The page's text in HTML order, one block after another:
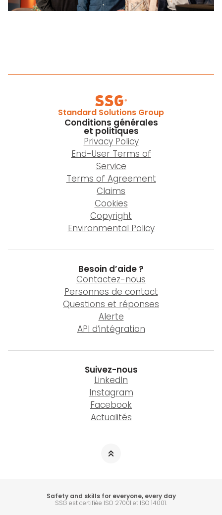
Standard Solutions Group
Conditions générales
et politiques
Privacy Policy
End-User Terms of
Service
Terms of Agreement
Claims
Cookies
Copyright
Environmental Policy
Besoin d’aide ?
Contactez-nous
Personnes de contact
Questions et réponses
Alerte
API d’intégration
Suivez-nous
LinkedIn
Instagram
Facebook
Actualités
Safety and skills for everyone, every day
SSG est certifiée ISO 27001 et ISO 14001.